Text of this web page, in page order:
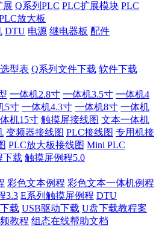
展 Q系列PLC PLC扩展模块 PLC
放大板
DTU 电源 继电器板 配件
型表 Q系列文件下载 软件下载
一体机2.8寸 一体机3.5寸 一体机4
5寸 一体机4.3寸 一体机8寸 一体机
机15寸 触摸屏接线图 文本一体机
变频器接线图 PLC接线图 专用机接
PLC放大板接线图 Mini PLC
下载 触摸屏例程5.0
彩色文本例程 彩色文本一体机例程
3.3 E系列触摸屏例程 DTU
载 USB驱动下载 U盘下载教程案
教程 组态在线帮助文档